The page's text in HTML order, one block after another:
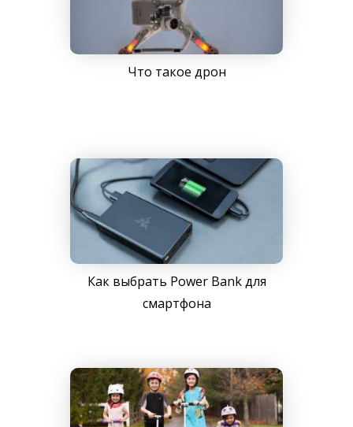
Что такое дрон
Как выбрать Power Bank для
смартфона